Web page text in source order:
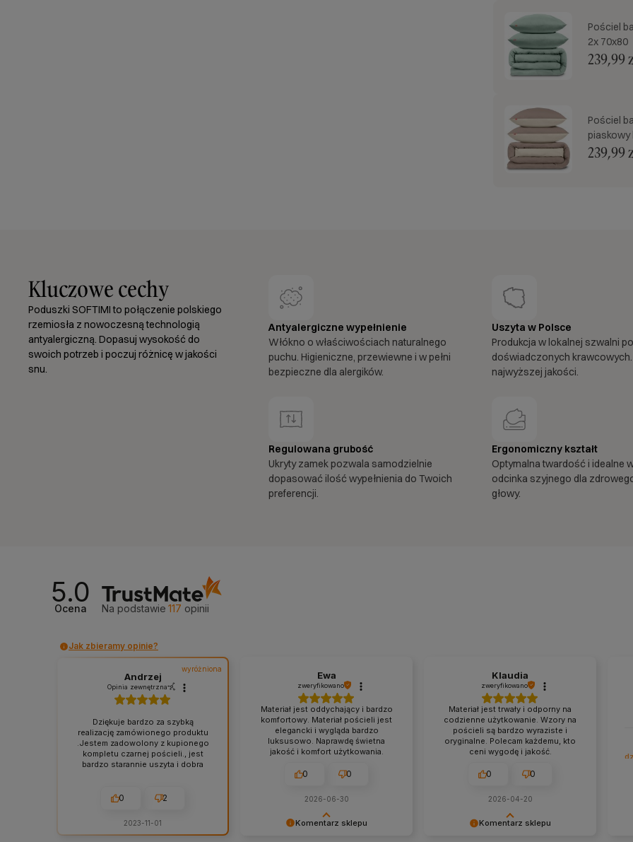
Pościel
2x 70x80
239,99
Pościel
piaskowy
239,99
Kluczowe cechy
Poduszki SOFTIMI to połączenie polskiego
rzemiosła z nowoczesną technologią
antyalergiczną. Dopasuj wysokość do
swoich potrzeb i poczuj różnicę w jakości
snu.
Antyalergiczne wypełnienie
Włókno o właściwościach naturalnego
puchu. Higieniczne, przewiewne i w pełni
bezpieczne dla alergików.
Uszyta w Polsce
Produkcja w lokalnej szwalni
doświadczonych
najwyższej jakości.
Regulowana grubość
Ukryty zamek pozwala samodzielnie
dopasować ilość wypełnienia do Twoich
preferencji.
Ergonomiczny kształt
Optymalna twardość i idealne
odcinka szyjnego dla
głowy.
5.0
Ocena Na podstawie 117 opinii
Jak zbieramy opinie?
wyróżniona
Andrzej
Opinia zewnętrzna
Dziękuje bardzo za szybką
realizację zamówionego produktu
.Jestem zadowolony z kupionego
kompletu czarnej pościeli., jest
bardzo starannie uszyta i dobra
czarnej pościeli.
produktu:Pościel bawełniana
czarna 200x220 + 2x 50x70
0 2
2023-11-01 Komentarz sklepu
Ewa
zweryfikowano
Materiał jest oddychający i bardzo
komfortowy. Materiał pościeli jest
elegancki i wygląda bardzo
luksusowo. Naprawdę świetna
jakość i komfort użytkowania.
produktu:
Pościel bawełniana
0 0
2026-06-30
Komentarz sklepu
Klaudia
zweryfikowano
Materiał jest trwały i odporny na
codzienne użytkowanie. Wzory na
pościeli są bardzo wyraziste i
oryginalne. Polecam każdemu, kto
ceni wygodę i jakość.
produktu: Pościel do łóżeczka
40x60 - chłopiec
0 0
2026-04-20